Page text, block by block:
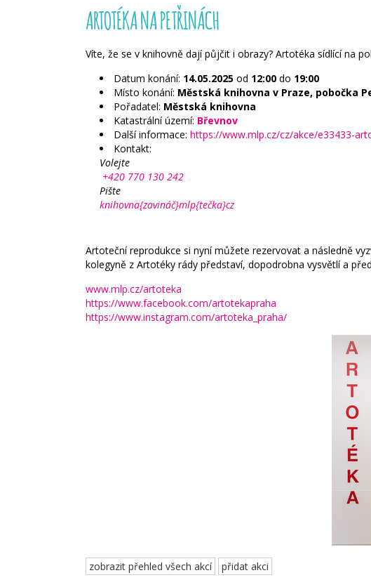
ARTOTÉKA NA PETŘINÁCH
Víte, že se v knihovně dají půjčit i obrazy? Artotéka sídlící na
Datum konání: 14.05.2025 od 12:00 do 19:00
Místo konání: Městská knihovna v Praze, pobočka
Pořadatel: Městská knihovna
Katastrální území: Břevnov
Další informace: https://www.mlp.cz/cz/akce/e33433-
Kontakt:
Volejte
+420 770 130 242
Pište
knihovna{zavináč}mlp{tečka}cz
Artoteční reprodukce si nyní můžete rezervovat a následně
kolegyně z Artotéky rády představí, dopodrobna vysvětlí a
www.mlp.cz/artoteka
https://www.facebook.com/artotekapraha
https://www.instagram.com/artoteka_praha/
zobrazit přehled všech akcí přidat akci